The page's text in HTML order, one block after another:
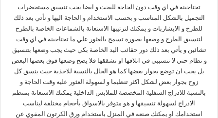
تحتاجينه في اي وقت دون الحاجة للبحث و ايضا يجب تنسيق مستحضرات
التجميل بالشكل المناسب و بحسب الاستخدام و الحاجة اليها و نأتي بعد ذلك
للطرح و الايشاربات و يمكنك لترتيبها الاستعانة بالشماعات الخاصة بالطرح
لتنسيق الطرح و وضعها بصورة تسمح بالعثور علي ما تحتاجينه في اي وقت
تشائين و يأتي بعد ذلك دور حقائب اليد الخاصة بكي حيث يجب وضعها بتنسيق
و نظام حتي لا تتسببي في اتلافها او تشققها فلا يصح وضعها فوق بعضها البعض
بل يجب ان توضع بجوار بعضها كما هو الحال بالنسبة للاحذية حيث ينسق كل
زوج بجوار بعض لشكل اكثر تنظيما و لسهولة العثور عليه وقت الحاجة و
بالنسبة للادراج السفلية المخصصة للملابس الداخلية يمكنك الاستعانة بمنظم
الادراج لسهولة تنسيقها و هو متوفر بالاسواق بأحجام مختلفة ليناسب
استخدامك او يمكنك صنعه في المنزل باستخدام ورق الكرتون المقوي عن